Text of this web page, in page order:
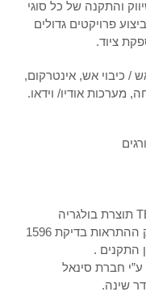
והתקנה של כל סוגי
פרויקטים גדולים
ציוד.
כיבוי אש, אינטרקום,
אודיו/ וידאו.
התקנים .